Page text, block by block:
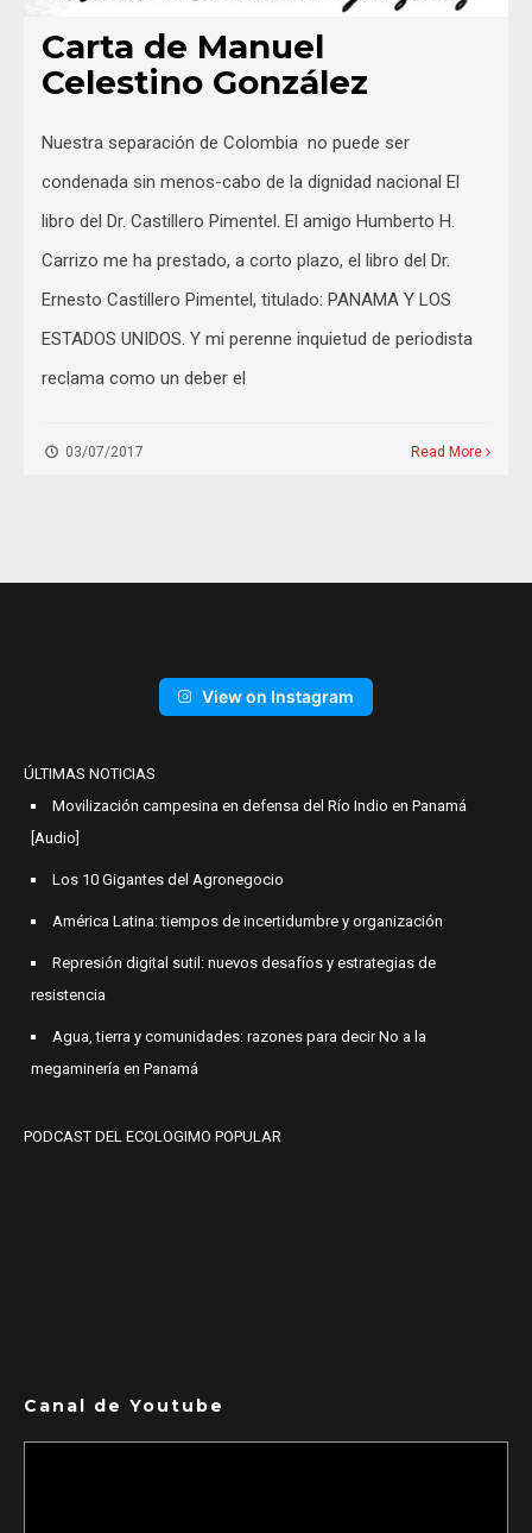
Carta de Manuel
Celestino González
Nuestra separación de Colombia no puede ser
condenada sin menos-cabo de la dignidad nacional El
libro del Dr. Castillero Pimentel. El amigo Humberto H.
Carrizo me ha prestado, a corto plazo, el libro del Dr.
Ernesto Castillero Pimentel, titulado: PANAMA Y LOS
ESTADOS UNIDOS. Y mi perenne inquietud de periodista
reclama como un deber el
03/07/2017 Read More
View on Instagram
ÚLTIMAS NOTICIAS
Movilización campesina en defensa del Río Indio en Panamá
[Audio]
Los 10 Gigantes del Agronegocio
América Latina: tiempos de incertidumbre y organización
Represión digital sutil: nuevos desafíos y estrategias de
resistencia
Agua, tierra y comunidades: razones para decir No a la
megaminería en Panamá
PODCAST DEL ECOLOGIMO POPULAR
Canal de Youtube